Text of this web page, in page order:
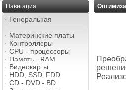
Навигация
· Генеральная
· Материнские платы
· Контроллеры
· CPU - процессоры
· Память - RAM
· Видеокарты
· HDD, SSD, FDD
· CD - DVD - BD